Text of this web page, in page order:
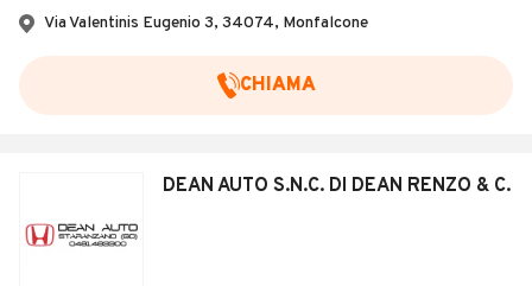
Via Valentinis Eugenio 3, 34074, Monfalcone
CHIAMA
DEAN AUTO S.N.C. DI DEAN RENZO & C.